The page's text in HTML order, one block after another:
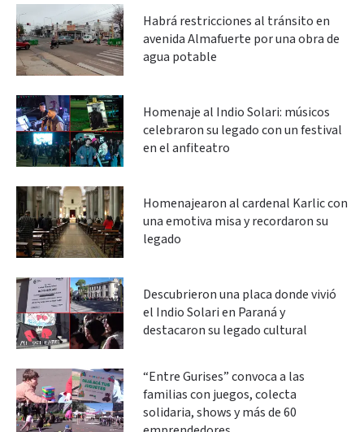
Habrá restricciones al tránsito en
avenida Almafuerte por una obra de
agua potable
Homenaje al Indio Solari: músicos
celebraron su legado con un festival
en el anfiteatro
Homenajearon al cardenal Karlic con
una emotiva misa y recordaron su
legado
Descubrieron una placa donde vivió
el Indio Solari en Paraná y
destacaron su legado cultural
“Entre Gurises” convoca a las
familias con juegos, colecta
solidaria, shows y más de 60